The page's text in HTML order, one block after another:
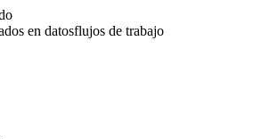
en datosflujos de trabajo